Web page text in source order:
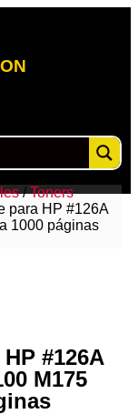
/Toners
para HP #126A
1000 páginas
#126A
M175